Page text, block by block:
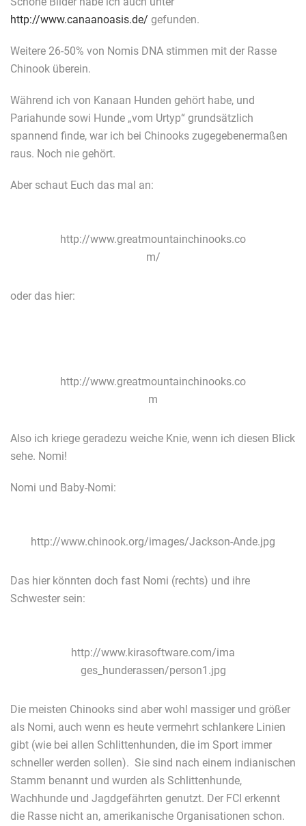
http://www.canaanoasis.de/ gefunden.
Weitere 26-50% von Nomis DNA stimmen mit der Rasse
Chinook überein.
Während ich von Kanaan Hunden gehört habe, und
Pariahunde sowi Hunde „vom Urtyp“ grundsätzlich
spannend finde, war ich bei Chinooks zugegebenermaßen
raus. Noch nie gehört.
Aber schaut Euch das mal an:
http://www.greatmountainchinooks.co
m/
oder das hier:
http://www.greatmountainchinooks.co
m
Also ich kriege geradezu weiche Knie, wenn ich diesen Blick
sehe. Nomi!
Nomi und Baby-Nomi:
http://www.chinook.org/images/Jackson-Ande.jpg
Das hier könnten doch fast Nomi (rechts) und ihre
Schwester sein:
http://www.kirasoftware.com/ima
ges_hunderassen/person1.jpg
Die meisten Chinooks sind aber wohl massiger und größer
als Nomi, auch wenn es heute vermehrt schlankere Linien
gibt (wie bei allen Schlittenhunden, die im Sport immer
schneller werden sollen). Sie sind nach einem indianischen
Stamm benannt und wurden als Schlittenhunde,
Wachhunde und Jagdgefährten genutzt. Der FCI erkennt
die Rasse nicht an, amerikanische Organisationen schon.